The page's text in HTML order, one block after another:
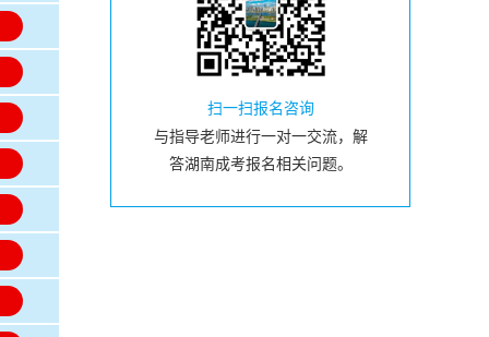
扫一扫报名咨询
与指导老师进行一对一交流，解
答湖南成考报名相关问题。